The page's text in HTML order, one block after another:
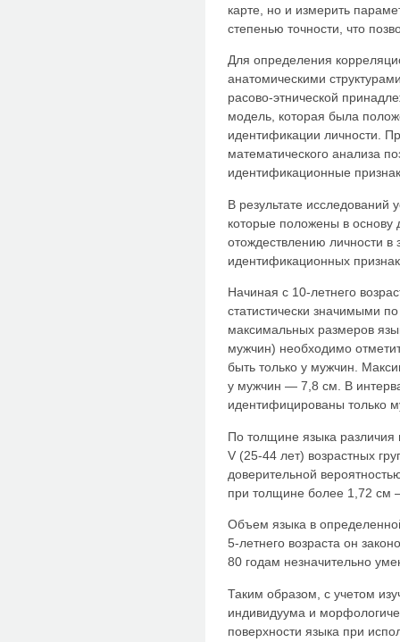
карте, но и измерить
степенью точности, что
Для определения
анатомическими
расово-этнической
модель, которая была
идентификации личности.
математического анализа
идентификационные
В результате исследований
которые положены в основу
отождествлению личности в
идентификационных
Начиная с 10-летнего
статистически значимыми
максимальных размеров
мужчин) необходимо
быть только у мужчин.
у мужчин — 7,8 см. В
идентифицированы только
По толщине языка
V (25-44 лет) возрастных
доверительной
при толщине более 1,72 см
Объем языка в
5-летнего возраста он
80 годам незначительно
Таким образом, с учетом
индивидуума и
поверхности языка при